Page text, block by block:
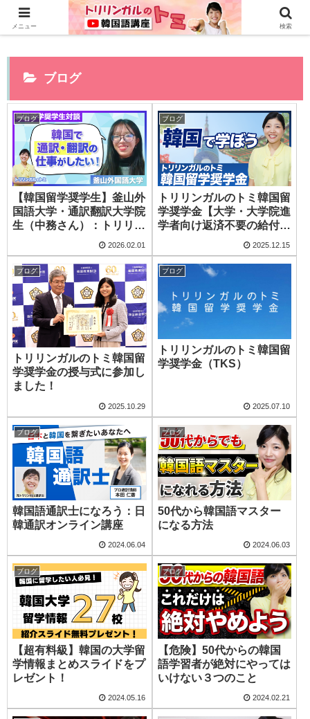
0から全てYouTubeで学べる韓国語講座はこちら>>
ブログ
ブログ
【韓国留学奨学生】釜山外
国語大学・通訳翻訳大学院
生（中務さん）：トリリン
ガルのトミ韓国留学奨学金
2026.02.01
ブログ
トリリンガルのトミ韓国留
学奨学金【大学・大学院進
学者向け返済不要の給付型
2025.12.15
ブログ
トリリンガルのトミ韓国留
学奨学金の授与式に参加し
ました！
2025.10.29
ブログ
トリリンガルのトミ韓国留
学奨学金（TKS）
2025.07.10
ブログ
韓国語通訳士になろう：日
韓通訳オンライン講座
2024.06.04
ブログ
50代から韓国語マスター
になる方法
2024.06.03
ブログ
【超有料級】韓国の大学留
学情報まとめスライドをプ
レゼント！
2024.05.16
ブログ
【危険】50代からの韓国
語学習者が絶対にやっては
いけない３つのこと
2024.02.21
メニュー 検索